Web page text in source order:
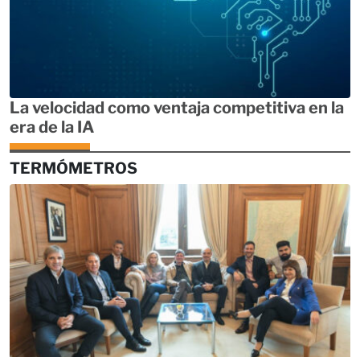
La velocidad como ventaja competitiva en la
era de la IA
TERMÓMETROS